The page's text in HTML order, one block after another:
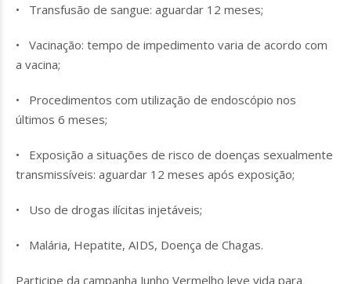
• Transfusão de sangue: aguardar 12 meses;
• Vacinação: tempo de impedimento varia de acordo com
a vacina;
• Procedimentos com utilização de endoscópio nos
últimos 6 meses;
• Exposição a situações de risco de doenças sexualmente
transmissíveis: aguardar 12 meses após exposição;
• Uso de drogas ilícitas injetáveis;
• Malária, Hepatite, AIDS, Doença de Chagas.
Participe da campanha Junho Vermelho leve vida para